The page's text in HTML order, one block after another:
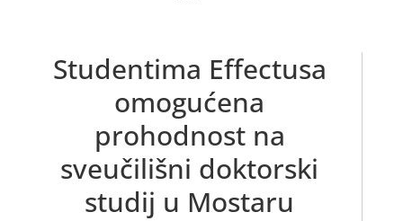
Studentima Effectusa
omogućena
prohodnost na
sveučilišni doktorski
studij u Mostaru